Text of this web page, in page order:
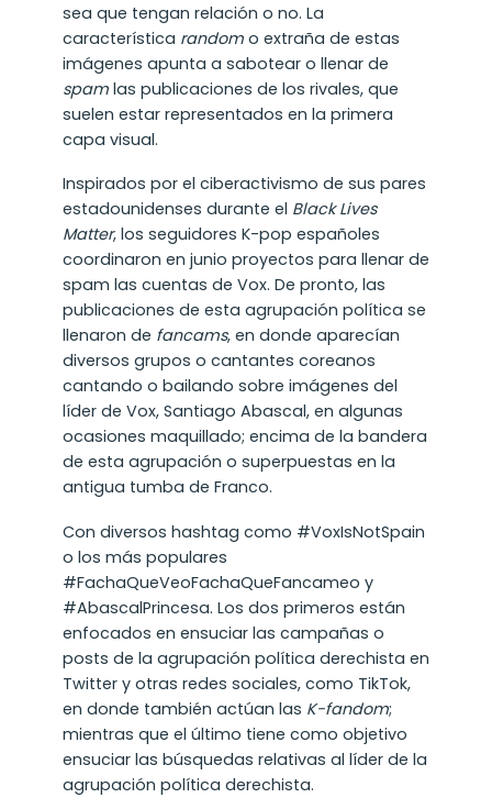
sea que tengan relación o no. La
característica randomo extraña de estas
imágenes apunta a sabotear o llenar de
spamlas publicaciones de los rivales, que
suelen estar representados en la primera
capa visual.
Inspirados por el ciberactivismo de sus pares
estadounidenses durante el Black Lives
Matter, los seguidores K-pop españoles
coordinaron en junio proyectos para llenar de
spam las cuentas de Vox. De pronto, las
publicaciones de esta agrupación política se
llenaron de fancams, en donde aparecían
diversos grupos o cantantes coreanos
cantando o bailando sobre imágenes del
líder de Vox, Santiago Abascal, en algunas
ocasiones maquillado; encima de la bandera
de esta agrupación o superpuestas en la
antigua tumba de Franco.
Con diversos hashtag como #VoxIsNotSpain
o los más populares
#FachaQueVeoFachaQueFancameo y
#AbascalPrincesa. Los dos primeros están
enfocados en ensuciar las campañas o
posts de la agrupación política derechista en
Twitter y otras redes sociales, como TikTok,
en donde también actúan las K-fandom;
mientras que el último tiene como objetivo
ensuciar las búsquedas relativas al líder de la
agrupación política derechista.